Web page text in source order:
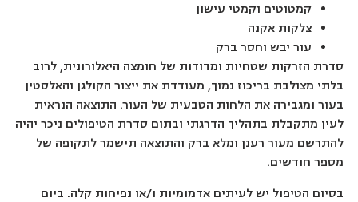
קמטוטים וקמטי עישון
צלקות אקנה
עור יבש וחסר ברק
סדרת הזרקות שטחיות ומדודות של חומצה היאלורונית, לרוב
בלתי מצולבת בריכוז נמוך, מעודדת את ייצור הקולגן והאלסטין
בעור ומגבירה את הלחות הטבעית של העור. התוצאה הנראית
לעין מתקבלת בתהליך הדרגתי ובתום סדרת הטיפולים ניכר יהיה
להתרשם מעור רענן ומלא ברק והתוצאה תישמר לתקופה של
מספר חודשים.
בסיום הטיפול יש לעיתים אדמומיות ו/או נפיחות קלה. ביום